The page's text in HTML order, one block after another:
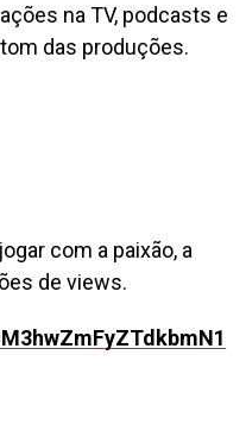
na TV, podcasts e
das produções.
com a paixão, a
de views.